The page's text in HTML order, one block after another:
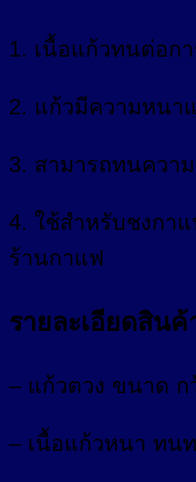
1. เนื้อแก้วทนต่อก
2. แก้วมีความหนา
3. สามารถทนควา
4. ใช้สำหรับชงกา
ร้านกาแฟ
รายละเอียดสินค้
– แก้วตวง ขนาด ก
– เนื้อแก้วหนา ทน